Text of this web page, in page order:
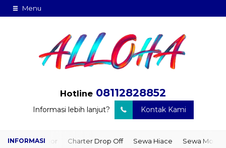
Menu
Hotline 08112828852
Informasi lebih lanjut? Kontak Kami
Door Charter Drop Off Sewa Hiace Sewa Mobil Plus Driver